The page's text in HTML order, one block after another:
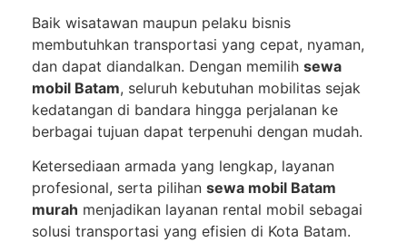
Baik wisatawan maupun pelaku bisnis
membutuhkan transportasi yang cepat, nyaman,
dan dapat diandalkan. Dengan memilih sewa
mobil Batam, seluruh kebutuhan mobilitas sejak
kedatangan di bandara hingga perjalanan ke
berbagai tujuan dapat terpenuhi dengan mudah.
Ketersediaan armada yang lengkap, layanan
profesional, serta pilihan sewa mobil Batam
murah menjadikan layanan rental mobil sebagai
solusi transportasi yang efisien di Kota Batam.